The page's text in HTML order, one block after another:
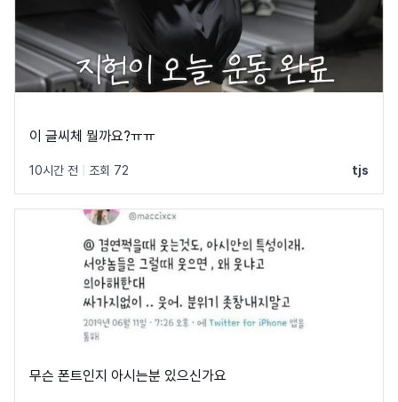
이 글씨체 뭘까요?ㅠㅠ
10시간 전 조회 72 tjs
무슨 폰트인지 아시는분 있으신가요